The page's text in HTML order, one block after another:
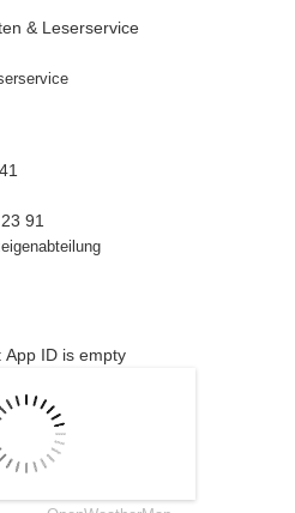
& Leserservice
91
App ID is empty